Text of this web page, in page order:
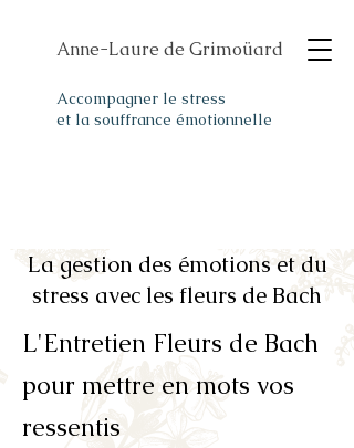
Anne-Laure de Grimoüard
Accompagner le stress
et la souffrance émotionnelle
La gestion des émotions et du
stress avec les fleurs de Bach
L'Entretien Fleurs de Bach
pour mettre en mots vos
ressentis